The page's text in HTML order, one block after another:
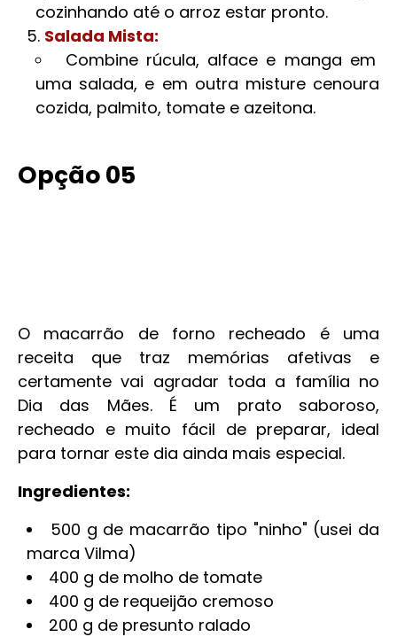
cozinhando até o arroz estar pronto.
Salada Mista:
Combine rúcula, alface e manga em
uma salada, e em outra misture cenoura
cozida, palmito, tomate e azeitona.
Opção 05
O macarrão de forno recheado é uma
receita que traz memórias afetivas e
certamente vai agradar toda a família no
Dia das Mães. É um prato saboroso,
recheado e muito fácil de preparar, ideal
para tornar este dia ainda mais especial.
Ingredientes:
500 g de macarrão tipo "ninho" (usei da
marca Vilma)
400 g de molho de tomate
400 g de requeijão cremoso
200 g de presunto ralado